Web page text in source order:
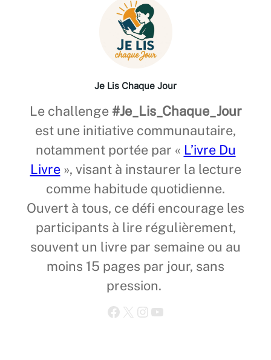
Je Lis Chaque Jour
Le challenge#Je_Lis_Chaque_Jour
est une initiative communautaire,
notamment portée par « L’ivre Du
Livre», visant à instaurer la lecture
comme habitude quotidienne.
Ouvert à tous, ce défi encourage les
participants à lire régulièrement,
souvent un livre par semaine ou au
moins 15 pages par jour, sans
pression.
Facebook X Instagram YouTube